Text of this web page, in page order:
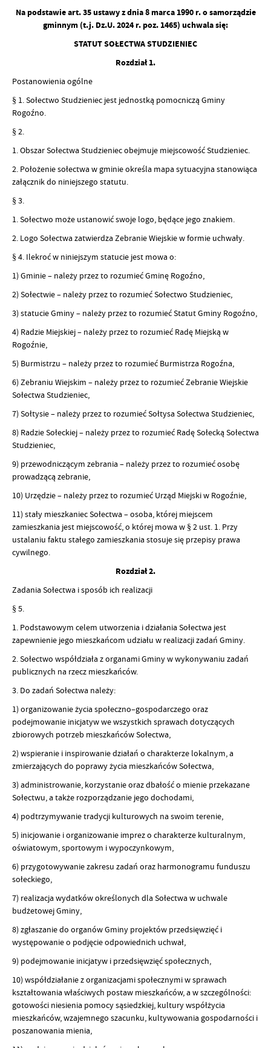
Na podstawie art. 35 ustawy z dnia 8 marca 1990 r. o samorządzie
gminnym (t.j. Dz.U. 2024 r. poz. 1465) uchwala się:
STATUT SOŁECTWA STUDZIENIEC
Rozdział 1.
Postanowienia ogólne
§ 1. Sołectwo Studzieniec jest jednostką pomocniczą Gminy
Rogoźno.
§ 2.
1. Obszar Sołectwa Studzieniec obejmuje miejscowość Studzieniec.
2. Położenie sołectwa w gminie określa mapa sytuacyjna stanowiąca
załącznik do niniejszego statutu.
§ 3.
1. Sołectwo może ustanowić swoje logo, będące jego znakiem.
2. Logo Sołectwa zatwierdza Zebranie Wiejskie w formie uchwały.
§ 4. Ilekroć w niniejszym statucie jest mowa o:
1) Gminie – należy przez to rozumieć Gminę Rogoźno,
2) Sołectwie – należy przez to rozumieć Sołectwo Studzieniec,
3) statucie Gminy – należy przez to rozumieć Statut Gminy Rogoźno,
4) Radzie Miejskiej – należy przez to rozumieć Radę Miejską w
Rogoźnie,
5) Burmistrzu – należy przez to rozumieć Burmistrza Rogoźna,
6) Zebraniu Wiejskim – należy przez to rozumieć Zebranie Wiejskie
Sołectwa Studzieniec,
7) Sołtysie – należy przez to rozumieć Sołtysa Sołectwa Studzieniec,
8) Radzie Sołeckiej – należy przez to rozumieć Radę Sołecką Sołectwa
Studzieniec,
9) przewodniczącym zebrania – należy przez to rozumieć osobę
prowadzącą zebranie,
10) Urzędzie – należy przez to rozumieć Urząd Miejski w Rogoźnie,
11) stały mieszkaniec Sołectwa – osoba, której miejscem
zamieszkania jest miejscowość, o której mowa w § 2 ust. 1. Przy
ustalaniu faktu stałego zamieszkania stosuje się przepisy prawa
cywilnego.
Rozdział 2.
Zadania Sołectwa i sposób ich realizacji
§ 5.
1. Podstawowym celem utworzenia i działania Sołectwa jest
zapewnienie jego mieszkańcom udziału w realizacji zadań Gminy.
2. Sołectwo współdziała z organami Gminy w wykonywaniu zadań
publicznych na rzecz mieszkańców.
3. Do zadań Sołectwa należy:
1) organizowanie życia społeczno–gospodarczego oraz
podejmowanie inicjatyw we wszystkich sprawach dotyczących
zbiorowych potrzeb mieszkańców Sołectwa,
2) wspieranie i inspirowanie działań o charakterze lokalnym, a
zmierzających do poprawy życia mieszkańców Sołectwa,
3) administrowanie, korzystanie oraz dbałość o mienie przekazane
Sołectwu, a także rozporządzanie jego dochodami,
4) podtrzymywanie tradycji kulturowych na swoim terenie,
5) inicjowanie i organizowanie imprez o charakterze kulturalnym,
oświatowym, sportowym i wypoczynkowym,
6) przygotowywanie zakresu zadań oraz harmonogramu funduszu
sołeckiego,
7) realizacja wydatków określonych dla Sołectwa w uchwale
budżetowej Gminy,
8) zgłaszanie do organów Gminy projektów przedsięwzięć i
występowanie o podjęcie odpowiednich uchwał,
9) podejmowanie inicjatyw i przedsięwzięć społecznych,
10) współdziałanie z organizacjami społecznymi w sprawach
kształtowania właściwych postaw mieszkańców, a w szczególności:
gotowości niesienia pomocy sąsiedzkiej, kultury współżycia
mieszkańców, wzajemnego szacunku, kultywowania gospodarności i
poszanowania mienia,